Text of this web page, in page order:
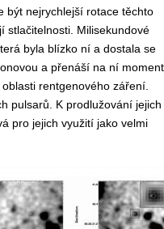
být nejrychlejší rotace těchto
stlačitelnosti. Milisekundové
byla blízko ní a dostala se
a přenáší na ní moment
rentgenového záření.
pulsarů. K prodlužování jejich
pro jejich využití jako velmi